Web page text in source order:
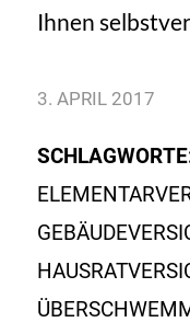
Ihnen
3. APRIL 2017